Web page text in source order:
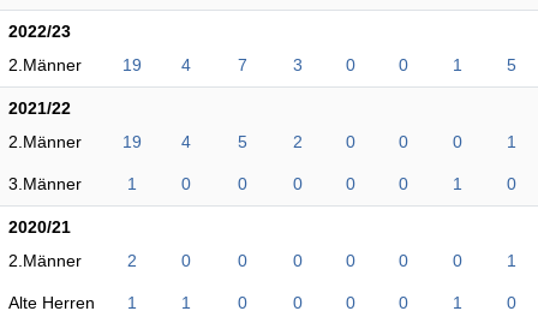
2022/23
2.Männer
19 4 7 3 0 0 1 5
2021/22
2.Männer
19 4 5 2 0 0 0 1
3.Männer 1 0 0 0 0 0 1 0
2020/21
2.Männer
2 0 0 0 0 0 0 1
Alte Herren 1 1 0 0 0 0 1 0